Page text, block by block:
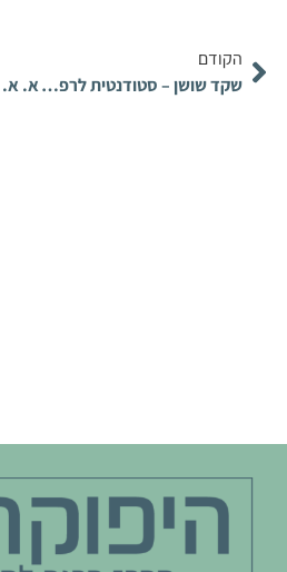
הקודם
שקד שושן – סטודנטית לרפואה במסלול ה-6 שנתי